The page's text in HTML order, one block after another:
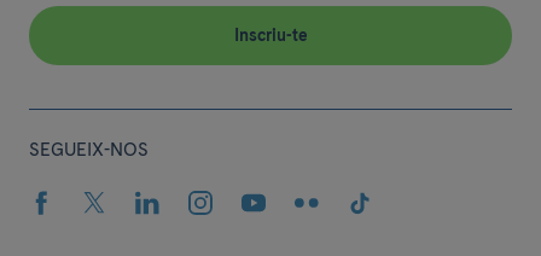
Inscriu-te
SEGUEIX-NOS